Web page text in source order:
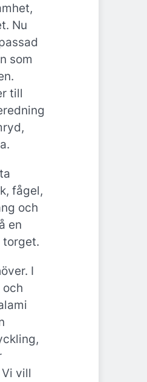
Nu
som
till
fågel,
och
en
torget.
I
och
vill